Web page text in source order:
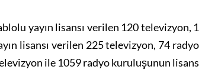
yayın lisansı verilen 120 televizyon, 1
lisansı verilen 225 televizyon, 74 radyo
ile 1059 radyo kuruluşunun lisans